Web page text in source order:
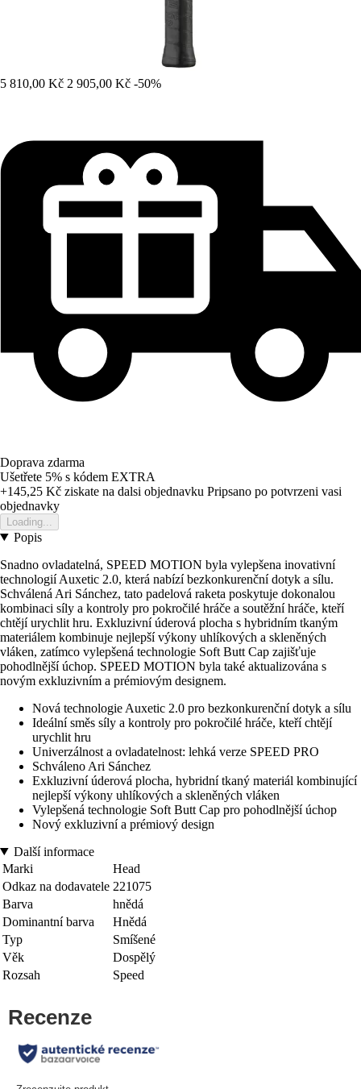
5 810,00 Kč 2 905,00 Kč -50%
Doprava zdarma
Ušetřete 5% s kódem EXTRA
+145,25 Kč ziskate na dalsi objednavku Pripsano po potvrzeni vasi
objednavky
Loading...
Popis
Snadno ovladatelná, SPEED MOTION byla vylepšena inovativní
technologií Auxetic 2.0, která nabízí bezkonkurenční dotyk a sílu.
Schválená Ari Sánchez, tato padelová raketa poskytuje dokonalou
kombinaci síly a kontroly pro pokročilé hráče a soutěžní hráče, kteří
chtějí urychlit hru. Exkluzivní úderová plocha s hybridním tkaným
materiálem kombinuje nejlepší výkony uhlíkových a skleněných
vláken, zatímco vylepšená technologie Soft Butt Cap zajišťuje
pohodlnější úchop. SPEED MOTION byla také aktualizována s
novým exkluzivním a prémiovým designem.
Nová technologie Auxetic 2.0 pro bezkonkurenční dotyk a sílu
Ideální směs síly a kontroly pro pokročilé hráče, kteří chtějí
urychlit hru
Univerzálnost a ovladatelnost: lehká verze SPEED PRO
Schváleno Ari Sánchez
Exkluzivní úderová plocha, hybridní tkaný materiál kombinující
nejlepší výkony uhlíkových a skleněných vláken
Vylepšená technologie Soft Butt Cap pro pohodlnější úchop
Nový exkluzivní a prémiový design
Další informace
Marki
Head
Odkaz na dodavatele 221075
Barva
hnědá
Dominantní barva
Hnědá
Typ
Smíšené
Věk
Dospělý
Rozsah
Speed